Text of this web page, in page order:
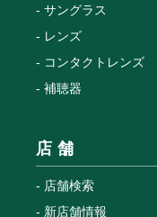
サングラス
レンズ
コンタクトレンズ
補聴器
店 舗
店舗検索
新店舗情報